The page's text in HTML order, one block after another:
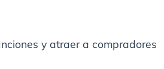
y atraer a compradores